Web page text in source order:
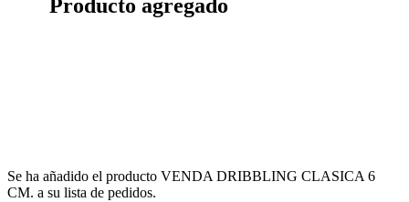
Producto agregado
Se ha añadido el producto VENDA DRIBBLING CLASICA 6
CM. a su lista de pedidos.